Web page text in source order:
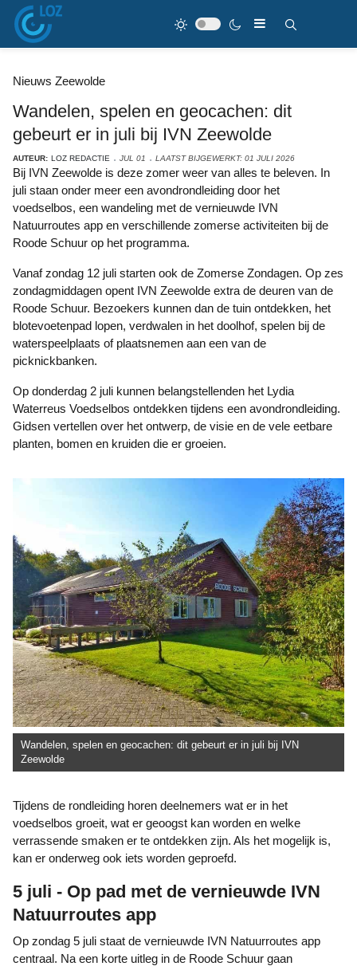
Nieuws Zeewolde
Wandelen, spelen en geocachen: dit
gebeurt er in juli bij IVN Zeewolde
AUTEUR: LOZ REDACTIE JUL 01 LAATST BIJGEWERKT: 01 JULI 2026
Bij IVN Zeewolde is deze zomer weer van alles te beleven. In
juli staan onder meer een avondrondleiding door het
voedselbos, een wandeling met de vernieuwde IVN
Natuurroutes app en verschillende zomerse activiteiten bij de
Roode Schuur op het programma.
Vanaf zondag 12 juli starten ook de Zomerse Zondagen. Op zes
zondagmiddagen opent IVN Zeewolde extra de deuren van de
Roode Schuur. Bezoekers kunnen dan de tuin ontdekken, het
blotevoetenpad lopen, verdwalen in het doolhof, spelen bij de
waterspeelplaats of plaatsnemen aan een van de
picknickbanken.
Op donderdag 2 juli kunnen belangstellenden het Lydia
Waterreus Voedselbos ontdekken tijdens een avondrondleiding.
Gidsen vertellen over het ontwerp, de visie en de vele eetbare
planten, bomen en kruiden die er groeien.
Wandelen, spelen en geocachen: dit gebeurt er in juli bij IVN
Zeewolde
Tijdens de rondleiding horen deelnemers wat er in het
voedselbos groeit, wat er geoogst kan worden en welke
verrassende smaken er te ontdekken zijn. Als het mogelijk is,
kan er onderweg ook iets worden geproefd.
5 juli - Op pad met de vernieuwde IVN
Natuurroutes app
Op zondag 5 juli staat de vernieuwde IVN Natuurroutes app
centraal. Na een korte uitleg in de Roode Schuur gaan